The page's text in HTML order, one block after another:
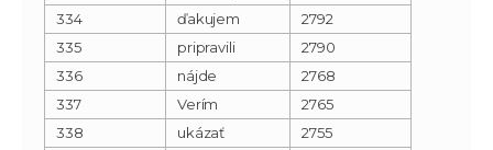
334
ďakujem
2792
335
pripravili
2790
336
nájde
2768
337
Verím
2765
338
ukázať
2755